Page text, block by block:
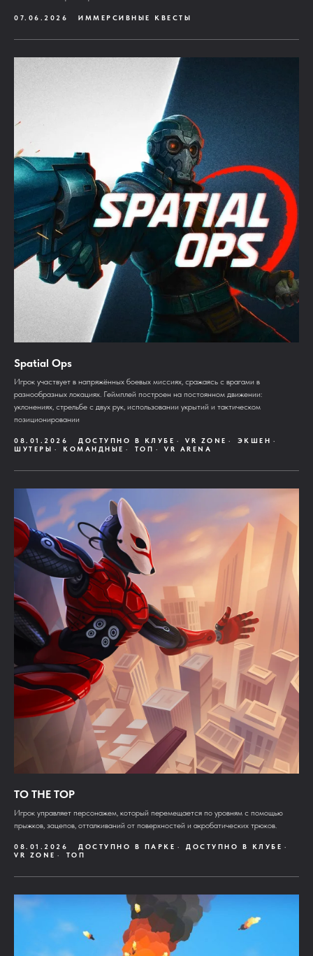
07.06.2026 ИММЕРСИВНЫЕ КВЕСТЫ
Spatial Ops
Игрок участвует в напряжённых боевых миссиях, сражаясь с врагами в
разнообразных локациях. Геймплей построен на постоянном движении:
уклонениях, стрельбе с двух рук, использовании укрытий и тактическом
позиционировании
08.01.2026 ДОСТУПНО В КЛУБЕ VR ZONE
ЭКШЕН
ШУТЕРЫ
КОМАНДНЫЕ ТОП VR ARENA
TO THE TOP
Игрок управляет персонажем, который перемещается по уровням с помощью
прыжков, зацепов, отталкиваний от поверхностей и акробатических трюков.
08.01.2026 ДОСТУПНО В ПАРКЕ
ДОСТУПНО В КЛУБЕ
VR ZONE
ТОП